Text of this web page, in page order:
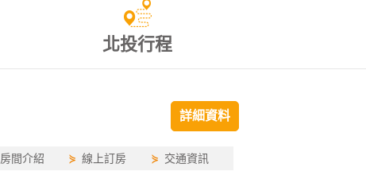
北投行程
詳細資料
房間介紹 ⋟線上訂房 ⋟ 交通資訊